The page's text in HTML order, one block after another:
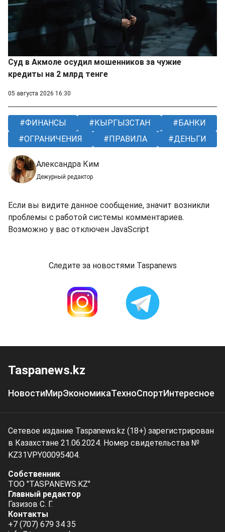
Суд в Акмоле осудил мошенников за чужие
кредиты на 2 млрд тенге
05 августа 2026 16:30
ФИНАНСЫ КЫРГЫЗСТАН
БАНКИ
ОГРАНИЧЕНИЯ
ПРАВИЛА ДЕНЬГИ
Александра Ким
Дежурный редактор
Если вы видите данное сообщение, значит возникли
проблемы с работой системы комментариев.
Возможно у вас отключен JavaScript
Следите за новостями Taspanews
Taspanews.kz
НовостиМирЭкономикаТехноСпортИнтересное
Сетевое издание Taspanews.kz (18+) зарегистрирован
в Казахстане 21.06.2024. Номер свидетельства №
KZ31VPY00095404.
Собственник
ТОО "TASPANEWS.KZ"
Главный редактор
Газизов С. Г.
Контакты
+7 (707) 679 34 35